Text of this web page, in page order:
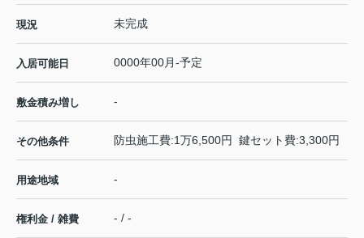
現況 未完成
入居可能日 0000年00月-予定
敷金積み増し -
その他条件 防虫施工費:1万6,500円 鍵セット費:3,300円
用途地域 -
権利金 / 雑費 - / -